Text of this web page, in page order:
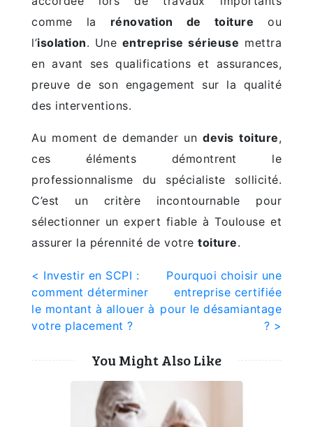
comme la rénovation de toiture ou
l’isolation. Une entreprise sérieuse mettra
en avant ses qualifications et assurances,
preuve de son engagement sur la qualité
des interventions.
Au moment de demander undevis toiture,
ces éléments démontrent le
professionnalisme du spécialiste sollicité.
C’est un critère incontournable pour
sélectionner un expert fiable à Toulouse et
assurer la pérennité de votre toiture.
Navigation
l’article
< Investir en SCPI :
comment déterminer
le montant à allouer à
votre placement ?
Pourquoi choisir une
entreprise certifiée
pour le désamiantage
? >
You Might Also Like